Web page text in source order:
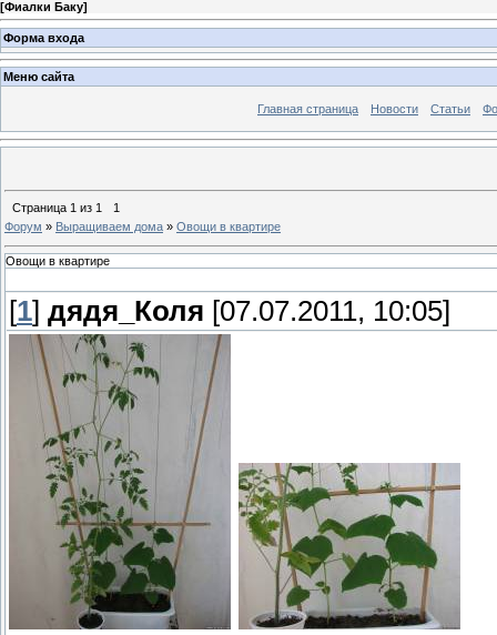
[Фиалки Баку]
Форма входа
Меню сайта
Главная страница Новости Статьи
Страница 1 из 1
1
Форум » Выращиваем дома » Овощи в квартире
Овощи в квартире
[1] дядя_Коля [07.07.2011, 10:05]